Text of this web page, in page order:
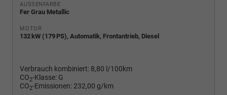
AUSSENFARBE
Fer Grau Metallic
MOTOR
132 kW (179 PS), Automatik, Frontantrieb, Diesel
Verbrauch kombiniert: 8,80 l/100km
CO2-Klasse: G
CO2-Emissionen: 232,00 g/km